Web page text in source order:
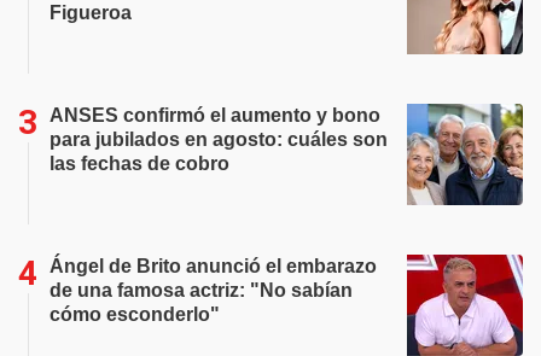
Figueroa
ANSES confirmó el aumento y bono
para jubilados en agosto: cuáles son
las fechas de cobro
Ángel de Brito anunció el embarazo
de una famosa actriz: "No sabían
cómo esconderlo"